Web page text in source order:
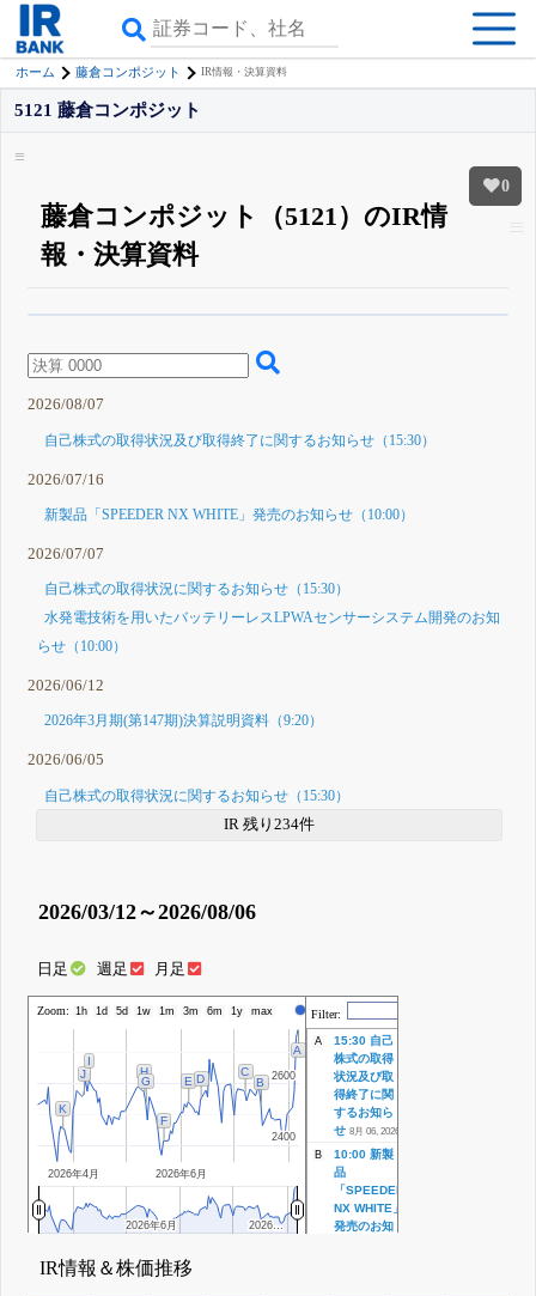
ホーム 藤倉コンポジット IR情報・決算資料
0
5121 藤倉コンポジット
藤倉コンポジット（5121）のIR情
報・決算資料
詳しく見られる無料でβ版をはじめる
登録すると永久30%OFFと米株版の先行利用も付きます
2026/08/07
自己株式の取得状況及び取得終了に関するお知らせ（15:30）
2026/07/16
新製品「SPEEDER NX WHITE」発売のお知らせ（10:00）
2026/07/07
自己株式の取得状況に関するお知らせ（15:30）
水発電技術を用いたバッテリーレスLPWAセンサーシステム開発のお知
らせ（10:00）
2026/06/12
2026年3月期(第147期)決算説明資料（9:20）
2026/06/05
自己株式の取得状況に関するお知らせ（15:30）
IR 残り234件
2026/03/12～2026/08/06
日足 週足 月足
Zoom: 1h 1d 5d 1w 1m 3m 6m 1y max 株価
2026年4月 2026年6月
2400
2400
2600
2600
K
J
I
H
G
F
E D
C
B
A
2026年6月
2026年6月 2026…
2026…
Filter:
A
15:30 自己
株式の取得
状況及び取
得終了に関
するお知ら
せ 8月 06, 2026
B
10:00 新製
品
「SPEEDER
NX WHITE」
発売のお知
IR情報＆株価推移